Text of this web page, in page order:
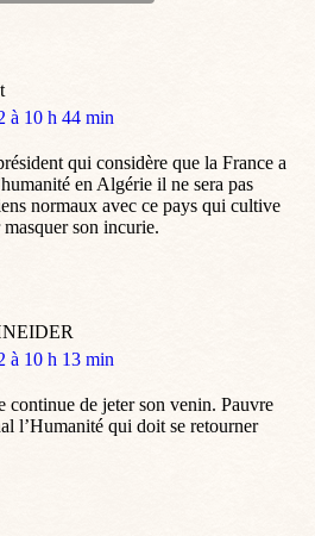
à 10 h 44 min
qui considère que la France a
en Algérie il ne sera pas
normaux avec ce pays qui cultive
son incurie.
à 10 h 13 min
continue de jeter son venin. Pauvre
l’Humanité qui doit se retourner